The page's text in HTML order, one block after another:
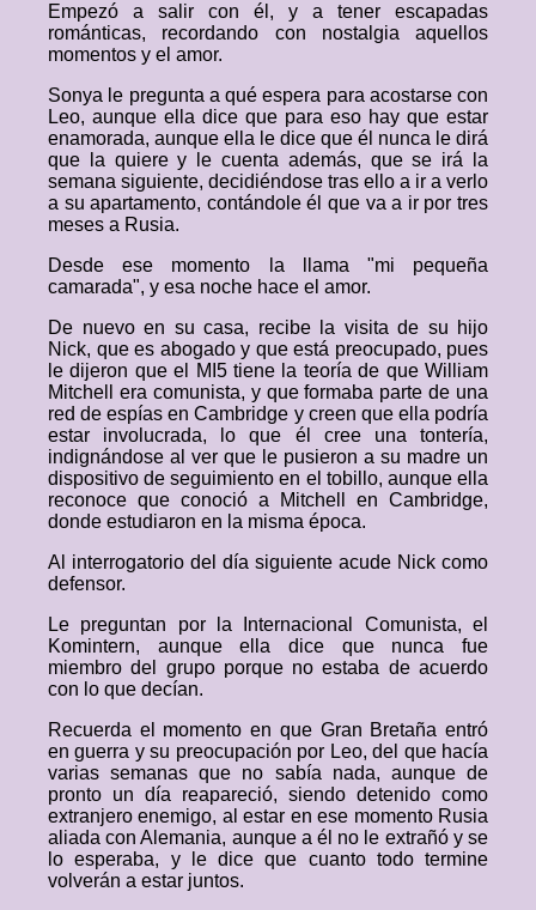
Empezó a salir con él, y a tener escapadas
románticas, recordando con nostalgia aquellos
momentos y el amor.
Sonya le pregunta a qué espera para acostarse con
Leo, aunque ella dice que para eso hay que estar
enamorada, aunque ella le dice que él nunca le dirá
que la quiere y le cuenta además, que se irá la
semana siguiente, decidiéndose tras ello a ir a verlo
a su apartamento, contándole él que va a ir por tres
meses a Rusia.
Desde ese momento la llama "mi pequeña
camarada", y esa noche hace el amor.
De nuevo en su casa, recibe la visita de su hijo
Nick, que es abogado y que está preocupado, pues
le dijeron que el MI5 tiene la teoría de que William
Mitchell era comunista, y que formaba parte de una
red de espías en Cambridge y creen que ella podría
estar involucrada, lo que él cree una tontería,
indignándose al ver que le pusieron a su madre un
dispositivo de seguimiento en el tobillo, aunque ella
reconoce que conoció a Mitchell en Cambridge,
donde estudiaron en la misma época.
Al interrogatorio del día siguiente acude Nick como
defensor.
Le preguntan por la Internacional Comunista, el
Komintern, aunque ella dice que nunca fue
miembro del grupo porque no estaba de acuerdo
con lo que decían.
Recuerda el momento en que Gran Bretaña entró
en guerra y su preocupación por Leo, del que hacía
varias semanas que no sabía nada, aunque de
pronto un día reapareció, siendo detenido como
extranjero enemigo, al estar en ese momento Rusia
aliada con Alemania, aunque a él no le extrañó y se
lo esperaba, y le dice que cuanto todo termine
volverán a estar juntos.